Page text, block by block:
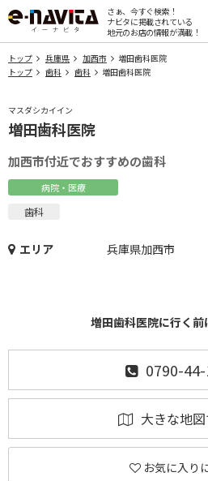
さぁ、今すぐ検索！
ナビタに掲載されている
地元のお店の情報が満載！
トップ 兵庫県 加西市
増田歯科医院
トップ
歯科 歯科 増田歯科医院
マスダシカイイン
増田歯科医院
加西市付近でおすすめの歯科
病院・医療
歯科
エリア 兵庫県加西市
増田歯科医院に行く前
0790-
大きな地
お気に入り